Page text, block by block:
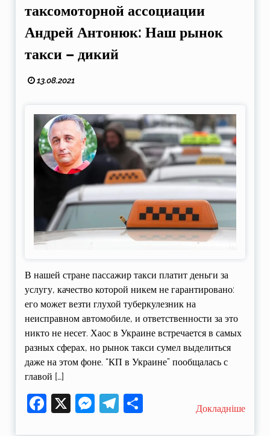
таксомоторной ассоциации
Андрей Антонюк: Наш рынок
такси – дикий
13.08.2021
В нашей стране пассажир такси платит деньги за
услугу, качество которой никем не гарантировано:
его может везти глухой туберкулезник на
неисправном автомобиле, и ответственности за это
никто не несет. Хаос в Украине встречается в самых
разных сферах, но рынок такси сумел выделиться
даже на этом фоне. “КП в Украине” пообщалась с
главой […]
Facebook
X Messenger
Telegram
Поділитися
Докладніше